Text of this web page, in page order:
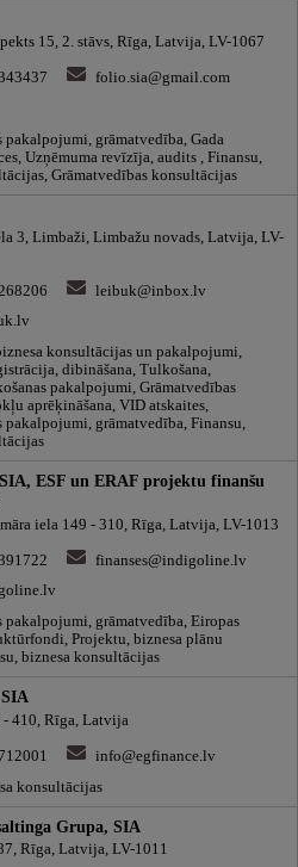
15, 2. stāvs, Rīga, Latvija, LV-1067
folio.sia@gmail.com
pakalpojumi, grāmatvedība, Gada
Uzņēmuma revīzīja, audits , Finansu,
Grāmatvedības konsultācijas
3, Limbaži, Limbažu novads, Latvija, LV-
leibuk@inbox.lv
konsultācijas un pakalpojumi,
dibināšana, Tulkošana,
pakalpojumi, Grāmatvedības
aprēķināšana, VID atskaites,
pakalpojumi, grāmatvedība, Finansu,
ESF un ERAF projektu finanšu
iela 149 - 310, Rīga, Latvija, LV-1013
finanses@indigoline.lv
pakalpojumi, grāmatvedība, Eiropas
Projektu, biznesa plānu
biznesa konsultācijas
- 410, Rīga, Latvija
info@egfinance.lv
konsultācijas
Grupa, SIA
Rīga, Latvija, LV-1011